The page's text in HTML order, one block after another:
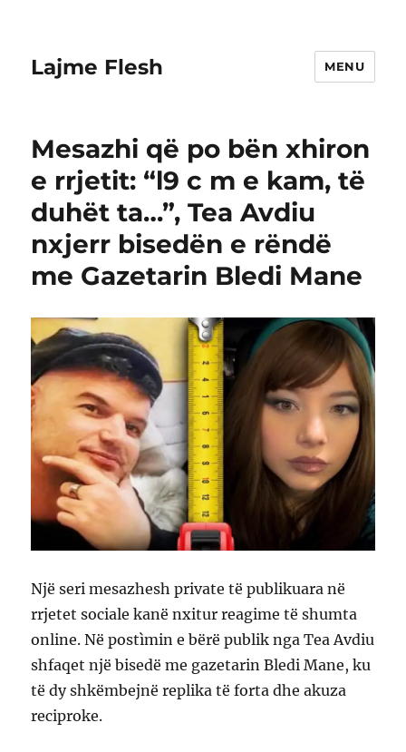
Lajme Flesh MENU
Mesazhi që po bën xhiron
e rrjetit: “l9 c m e kam, të
duhët ta…”, Tea Avdiu
nxjerr bisedën e rëndë
me Gazetarin Bledi Mane
Një seri mesazhesh private të publikuara në
rrjetet sociale kanë nxitur reagime të shumta
online. Në postìmin e bërë publik nga Tea Avdiu
shfaqet një bisedë me gazetarin Bledi Mane, ku
të dy shkëmbejnë replika të forta dhe akuza
reciproke.